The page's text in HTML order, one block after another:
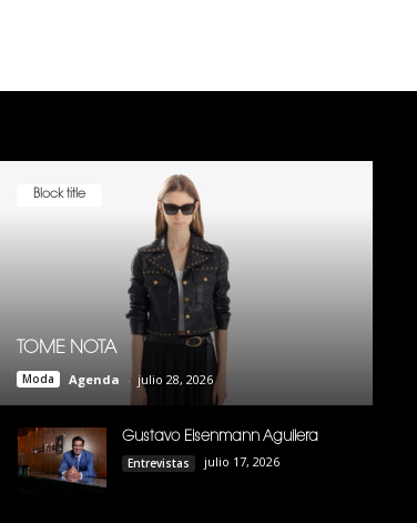
Block title
TOME NOTA
Moda Agenda - julio 28, 2026
Gustavo Eisenmann Aguilera
Entrevistas julio 17, 2026